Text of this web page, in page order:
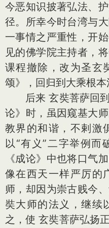
今恶知识披著弘法、
径。所幸今时台湾与
一事情之严重性，开
见的佛学院主持者，
课程撤除，改为圣玄
颂》，回归到大乘根本
后来 玄奘菩萨回到
论》时，虽因窥基大
教界的和谐，不剌激
以“有义”二字举例而
《成论》中也将口气
像在西天一样严厉的
师，却因为崇古贱今
奘大师的法义，继续
之，使 玄奘菩萨弘扬